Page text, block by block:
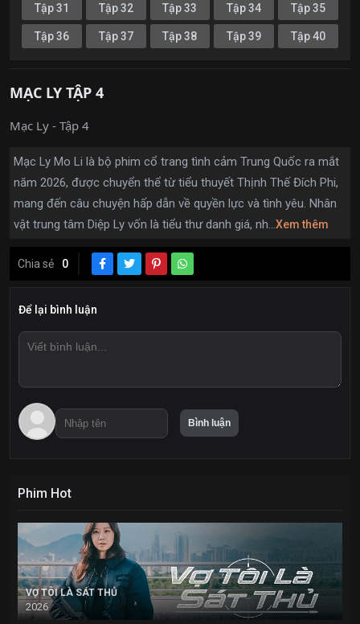
Tập 31 Tập 32 Tập 33 Tập 34 Tập 35
Tập 36 Tập 37 Tập 38 Tập 39 Tập 40
MẠC LY TẬP 4
Mạc Ly - Tập 4
Mạc Ly Mo Li là bộ phim cổ trang tình cảm Trung Quốc ra mắt
năm 2026, được chuyển thể từ tiểu thuyết Thịnh Thế Đích Phi,
mang đến câu chuyện hấp dẫn về quyền lực và tình yêu. Nhân
vật trung tâm Diệp Ly vốn là tiểu thư danh giá, nh...Xem thêm
Chia sẻ 0
Để lại bình luận
Phim Hot
VỢ TÔI LÀ SÁT THỦ
2026